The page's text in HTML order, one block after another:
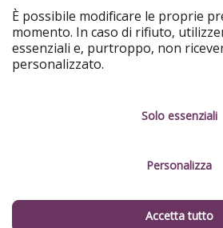
Conoscici meglio
Chi siamo
Lavora con noi
Cosa dicono di noi
Termini
È possibile modificare le proprie
momento. In caso di rifiuto,
essenziali e, purtroppo, non
personalizzato.
Solo essenziali
Personalizza
Accetta tutto